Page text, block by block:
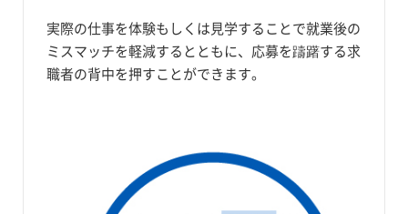
実際の仕事を体験もしくは見学することで就業後の
ミスマッチを軽減するとともに、応募を躊躇する求
職者の背中を押すことができます。